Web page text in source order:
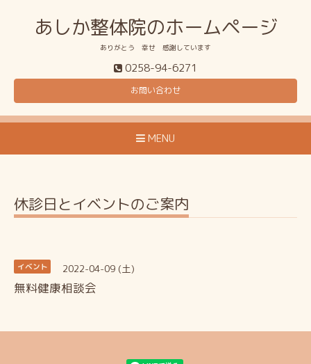
あしか整体院のホームページ
ありがとう 幸せ 感謝しています
0258-94-6271
お問い合わせ
MENU
休診日とイベントのご案内
イベント 2022-04-09 (土)
無料健康相談会